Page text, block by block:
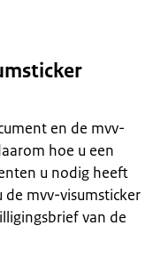
en de mvv-
hoe u een
u nodig heeft
de mvv-visumsticker
van de